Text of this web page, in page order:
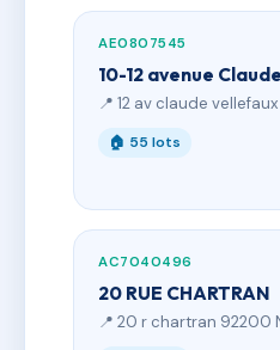
AE0807545
10-12 avenue
📍 12 av claude
🏠 55 lots
AC7040496
20 RUE CHARTRAN
📍 20 r chartran 92200